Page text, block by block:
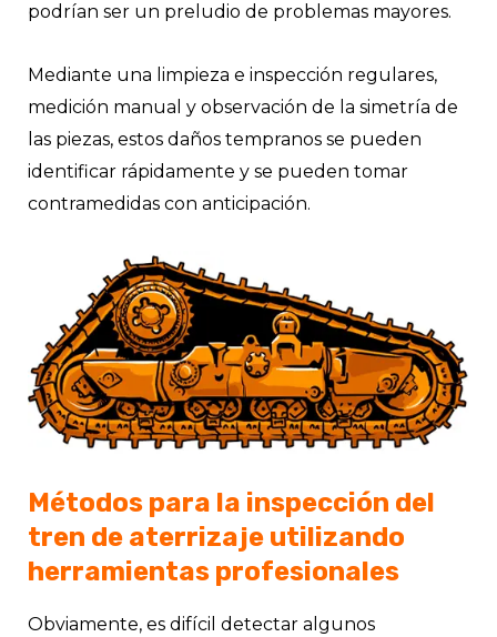
podrían ser un preludio de problemas mayores.
Mediante una limpieza e inspección regulares,
medición manual y observación de la simetría de
las piezas, estos daños tempranos se pueden
identificar rápidamente y se pueden tomar
contramedidas con anticipación.
Métodos para la inspección del
tren de aterrizaje utilizando
herramientas profesionales
Obviamente, es difícil detectar algunos